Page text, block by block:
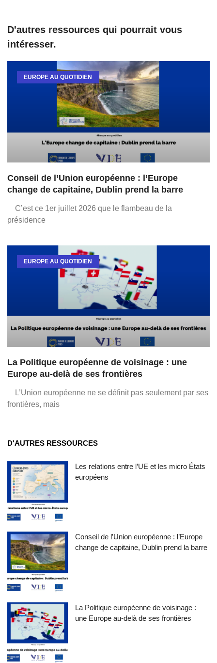
D'autres ressources qui pourrait vous
intéresser.
EUROPE AU QUOTIDIEN
Conseil de l’Union européenne : l’Europe
change de capitaine, Dublin prend la barre
C’est ce 1er juillet 2026 que le flambeau de la
présidence
EUROPE AU QUOTIDIEN
La Politique européenne de voisinage : une
Europe au-delà de ses frontières
L’Union européenne ne se définit pas seulement par ses
frontières, mais
D'AUTRES RESSOURCES
Les relations entre l’UE et les micro États
européens
Conseil de l’Union européenne : l’Europe
change de capitaine, Dublin prend la barre
La Politique européenne de voisinage :
une Europe au-delà de ses frontières